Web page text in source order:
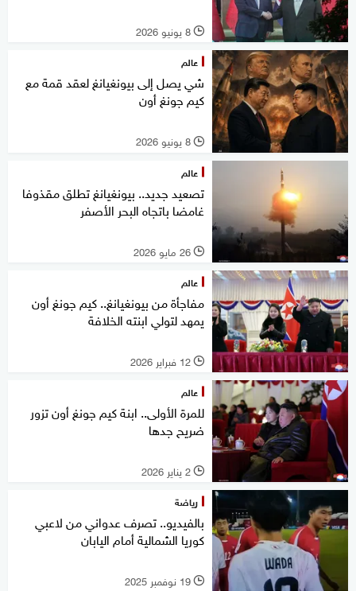
l 8 يونيو 2026
عالم
شي يصل إلى بيونغيانغ لعقد قمة مع
كيم جونغ أون
l 8 يونيو 2026
عالم
تصعيد جديد.. بيونغيانغ تطلق مقذوفا
غامضا باتجاه البحر الأصفر
l 26 مايو 2026
عالم
مفاجأة من بيونغيانغ.. كيم جونغ أون
يمهد لتولي ابنته الخلافة
l 12 فبراير 2026
عالم
للمرة الأولى.. ابنة كيم جونغ أون تزور
ضريح جدها
l 2 يناير 2026
رياضة
بالفيديو.. تصرف عدواني من لاعبي
كوريا الشمالية أمام اليابان
l 19 نوفمبر 2025